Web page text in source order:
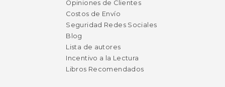
Opiniones de Clientes
Costos de Envío
Seguridad Redes Sociales
Blog
Lista de autores
Incentivo a la Lectura
Libros Recomendados